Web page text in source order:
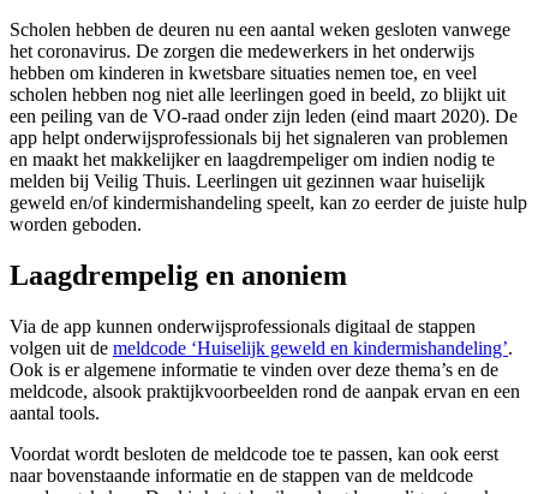
Scholen hebben de deuren nu een aantal weken gesloten vanwege
het coronavirus. De zorgen die medewerkers in het onderwijs
hebben om kinderen in kwetsbare situaties nemen toe, en veel
scholen hebben nog niet alle leerlingen goed in beeld, zo blijkt uit
een peiling van de VO-raad onder zijn leden (eind maart 2020). De
app helpt onderwijsprofessionals bij het signaleren van problemen
en maakt het makkelijker en laagdrempeliger om indien nodig te
melden bij Veilig Thuis. Leerlingen uit gezinnen waar huiselijk
geweld en/of kindermishandeling speelt, kan zo eerder de juiste hulp
worden geboden.
Laagdrempelig en anoniem
Via de app kunnen onderwijsprofessionals digitaal de stappen
volgen uit de meldcode ‘Huiselijk geweld en kindermishandeling’.
Ook is er algemene informatie te vinden over deze thema’s en de
meldcode, alsook praktijkvoorbeelden rond de aanpak ervan en een
aantal tools.
Voordat wordt besloten de meldcode toe te passen, kan ook eerst
naar bovenstaande informatie en de stappen van de meldcode